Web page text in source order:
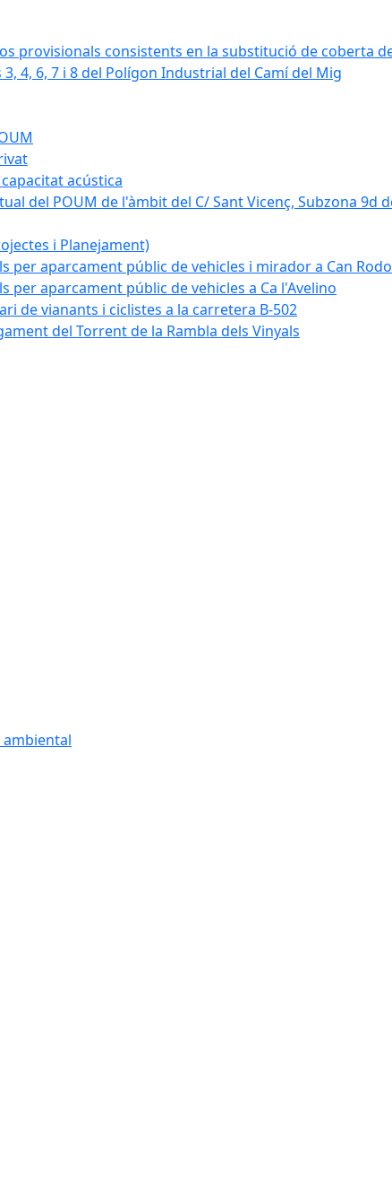
provisionals consistents en la substitució de coberta
4, 6, 7 i 8 del Polígon Industrial del Camí del Mig
acústica
del POUM de l'àmbit del C/ Sant Vicenç, Subzona 9d
i Planejament)
per aparcament públic de vehicles i mirador a Can
per aparcament públic de vehicles a Ca l'Avelino
de vianants i ciclistes a la carretera B-502
del Torrent de la Rambla dels Vinyals